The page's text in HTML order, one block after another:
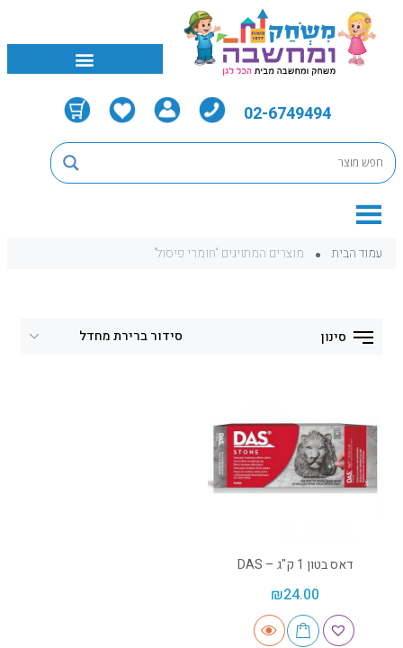
02-6749494
עמוד הבית מוצרים המתויגים “חומרי פיסול”
סינון
דאס בטון 1 ק"ג – DAS
₪24.00